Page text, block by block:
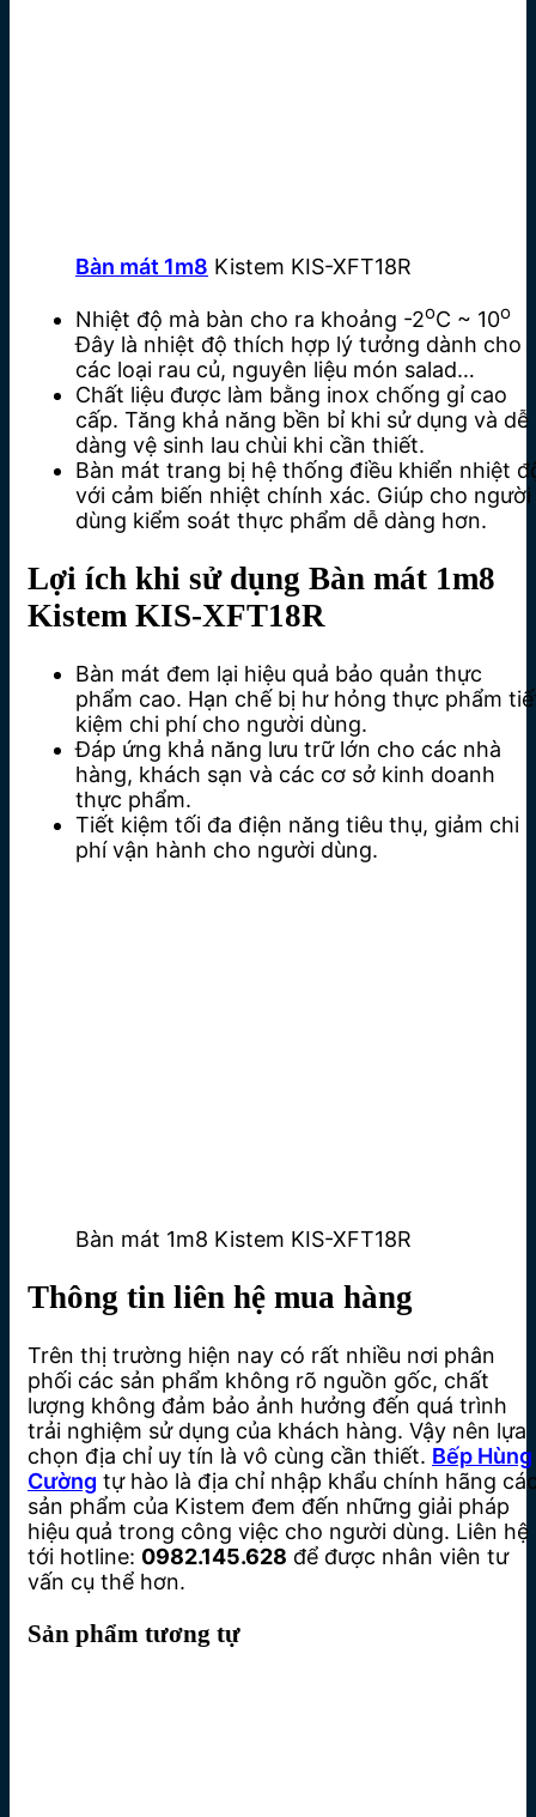
Bàn mát 1m8 Kistem KIS-XFT18R
Nhiệt độ mà bàn cho ra khoảng -2oC ~ 10o
Đây là nhiệt độ thích hợp lý tưởng dành cho
các loại rau củ, nguyên liệu món salad…
Chất liệu được làm bằng inox chống gỉ cao
cấp. Tăng khả năng bền bỉ khi sử dụng và dễ
dàng vệ sinh lau chùi khi cần thiết.
Bàn mát trang bị hệ thống điều khiển nhiệt
với cảm biến nhiệt chính xác. Giúp cho người
dùng kiểm soát thực phẩm dễ dàng hơn.
Lợi ích khi sử dụng Bàn mát 1m8
Kistem KIS-XFT18R
Bàn mát đem lại hiệu quả bảo quản thực
phẩm cao. Hạn chế bị hư hỏng thực phẩm
kiệm chi phí cho người dùng.
Đáp ứng khả năng lưu trữ lớn cho các nhà
hàng, khách sạn và các cơ sở kinh doanh
thực phẩm.
Tiết kiệm tối đa điện năng tiêu thụ, giảm chi
phí vận hành cho người dùng.
Bàn mát 1m8 Kistem KIS-XFT18R
Thông tin liên hệ mua hàng
Trên thị trường hiện nay có rất nhiều nơi phân
phối các sản phẩm không rõ nguồn gốc, chất
lượng không đảm bảo ảnh hưởng đến quá trình
trải nghiệm sử dụng của khách hàng. Vậy nên lựa
chọn địa chỉ uy tín là vô cùng cần thiết. Bếp Hùng
Cường tự hào là địa chỉ nhập khẩu chính hãng
sản phẩm của Kistem đem đến những giải pháp
hiệu quả trong công việc cho người dùng. Liên hệ
tới hotline: 0982.145.628 để được nhân viên tư
vấn cụ thể hơn.
Sản phẩm tương tự